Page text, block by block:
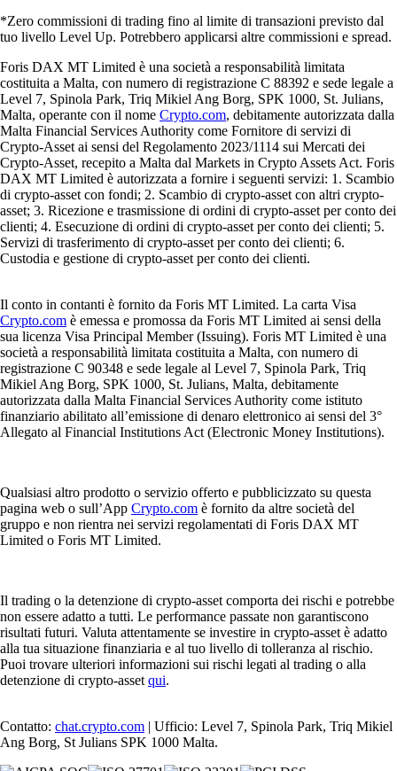
*Zero commissioni di trading fino al limite di transazioni previsto dal
tuo livello Level Up. Potrebbero applicarsi altre commissioni e spread.
Foris DAX MT Limited è una società a responsabilità limitata
costituita a Malta, con numero di registrazione C 88392 e sede legale a
Level 7, Spinola Park, Triq Mikiel Ang Borg, SPK 1000, St. Julians,
Malta, operante con il nome Crypto.com, debitamente autorizzata dalla
Malta Financial Services Authority come Fornitore di servizi di
Crypto-Asset ai sensi del Regolamento 2023/1114 sui Mercati dei
Crypto-Asset, recepito a Malta dal Markets in Crypto Assets Act. Foris
DAX MT Limited è autorizzata a fornire i seguenti servizi: 1. Scambio
di crypto-asset con fondi; 2. Scambio di crypto-asset con altri crypto-
asset; 3. Ricezione e trasmissione di ordini di crypto-asset per conto dei
clienti; 4. Esecuzione di ordini di crypto-asset per conto dei clienti; 5.
Servizi di trasferimento di crypto-asset per conto dei clienti; 6.
Custodia e gestione di crypto-asset per conto dei clienti.
Il conto in contanti è fornito da Foris MT Limited. La carta Visa
Crypto.com è emessa e promossa da Foris MT Limited ai sensi della
sua licenza Visa Principal Member (Issuing). Foris MT Limited è una
società a responsabilità limitata costituita a Malta, con numero di
registrazione C 90348 e sede legale al Level 7, Spinola Park, Triq
Mikiel Ang Borg, SPK 1000, St. Julians, Malta, debitamente
autorizzata dalla Malta Financial Services Authority come istituto
finanziario abilitato all’emissione di denaro elettronico ai sensi del 3°
Allegato al Financial Institutions Act (Electronic Money Institutions).
Qualsiasi altro prodotto o servizio offerto e pubblicizzato su questa
pagina web o sull’App Crypto.com è fornito da altre società del
gruppo e non rientra nei servizi regolamentati di Foris DAX MT
Limited o Foris MT Limited.
Il trading o la detenzione di crypto-asset comporta dei rischi e potrebbe
non essere adatto a tutti. Le performance passate non garantiscono
risultati futuri. Valuta attentamente se investire in crypto-asset è adatto
alla tua situazione finanziaria e al tuo livello di tolleranza al rischio.
Puoi trovare ulteriori informazioni sui rischi legati al trading o alla
detenzione di crypto-asset qui.
Contatto: chat.crypto.com | Ufficio: Level 7, Spinola Park, Triq Mikiel
Ang Borg, St Julians SPK 1000 Malta.